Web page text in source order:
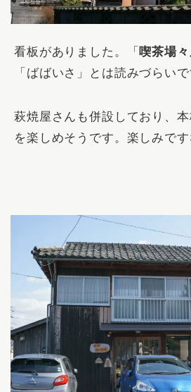
看板がありました。「喫茶場
「ばばいさ」とは読みづらい
萩焼屋さんも併設しており、
を楽しめそうです。楽しみです